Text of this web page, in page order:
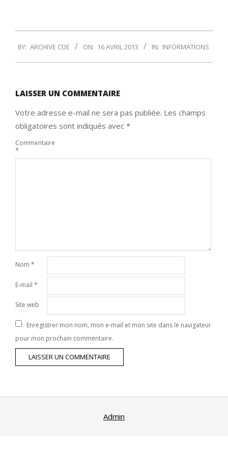
04-
16
BY: ARCHIVE CDE ON: 16 AVRIL 2013 IN: INFORMATIONS
LAISSER UN COMMENTAIRE
Votre adresse e-mail ne sera pas publiée. Les champs
obligatoires sont indiqués avec *
Commentaire
*
Nom *
E-mail *
Site web
Enregistrer mon nom, mon e-mail et mon site dans le navigateur
pour mon prochain commentaire.
Admin